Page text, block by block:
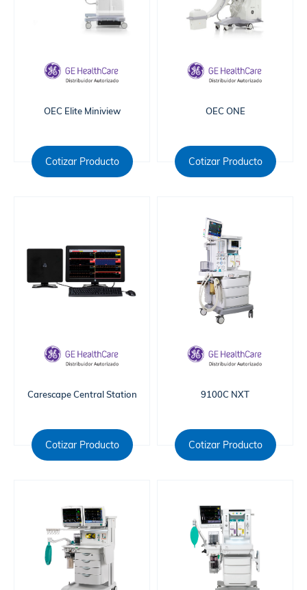
OEC Elite Miniview
Cotizar Producto
OEC ONE
Cotizar Producto
Carescape Central Station
Cotizar Producto
9100C NXT
Cotizar Producto